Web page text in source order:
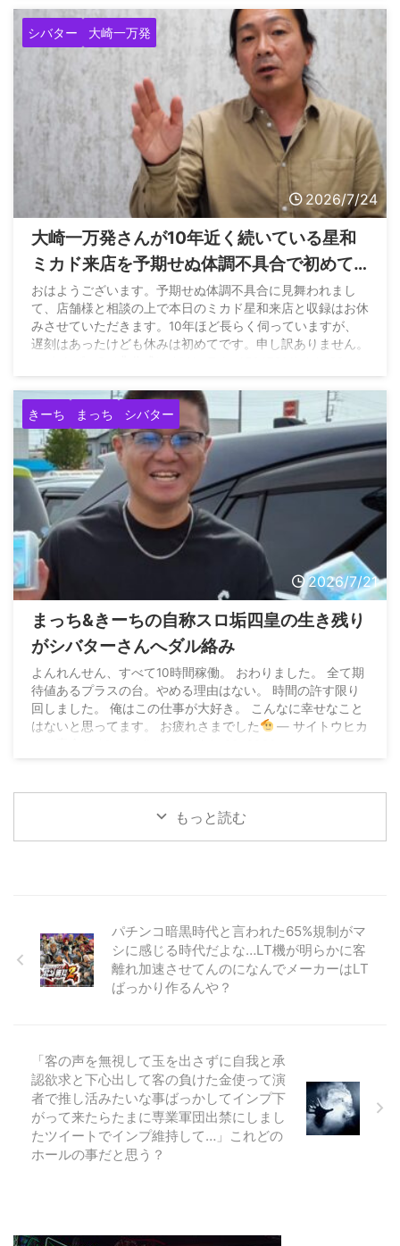
ソンマリ（業界一のフェアプレー演者） (@hatena100p)
July 23, 2026
シバター 大崎一万発
2026/7/24
大崎一万発さんが10年近く続いている星和
ミカド来店を予期せぬ体調不具合で初めて
休む→当然シバターさんが登場
おはようございます。予期せぬ体調不具合に見舞われまし
て、店舗様と相談の上で本日のミカド星和来店と収録はお休
みさせていただきます。10年ほど長らく伺っていますが、
遅刻はあったけども休みは初めてです。申し訳ありません。
きーち まっち シバター
2026/7/21
まっち&きーちの自称スロ垢四皇の生き残り
がシバターさんへダル絡み
よんれんせん、すべて10時間稼働。 おわりました。 全て期
待値あるプラスの台。やめる理由はない。 時間の許す限り
回しました。 俺はこの仕事が大好き。 こんなに幸せなこと
はないと思ってます。 お疲れさまでした
— サイトウヒカ
もっと読む
パチンコ暗黒時代と言われた65%規制がマ
シに感じる時代だよな…LT機が明らかに客
離れ加速させてんのになんでメーカーはLT
ばっかり作るんや？
「客の声を無視して玉を出さずに自我と承
認欲求と下心出して客の負けた金使って演
者で推し活みたいな事ばっかしてインプ下
がって来たらたまに専業軍団出禁にしまし
たツイートでインプ維持して…」これどの
ホールの事だと思う？